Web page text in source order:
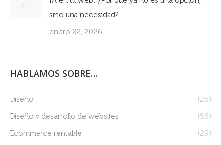
sino una necesidad?
enero 22, 2026
HABLAMOS SOBRE…
Diseño
(25)
Diseño y desarrollo de websites
(56)
Ecommerce rentable
(29)